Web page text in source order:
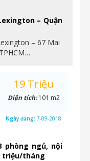
– Quận
– 67 Mai
phòng ngủ, nội
triệu/tháng
19 Triệu
Diện tích:101 m2
Ngày đăng: 7-09-2018